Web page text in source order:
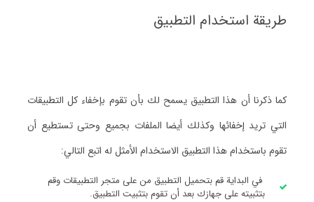
طريقة استخدام التطبيق
كما ذكرنا أن هذا التطبيق يسمح لك بأن تقوم بإخفاء كل التطبيقات
التي تريد إخفائها وكذلك أيضا الملفات بجميع وحتى تستطيع أن
تقوم باستخدام هذا التطبيق الاستخدام الأمثل له اتبع التالي:
في البداية قم بتحميل التطبيق من على متجر التطبيقات وقم
بتثبيته على جهازك بعد أن تقوم بتثبيت التطبيق.